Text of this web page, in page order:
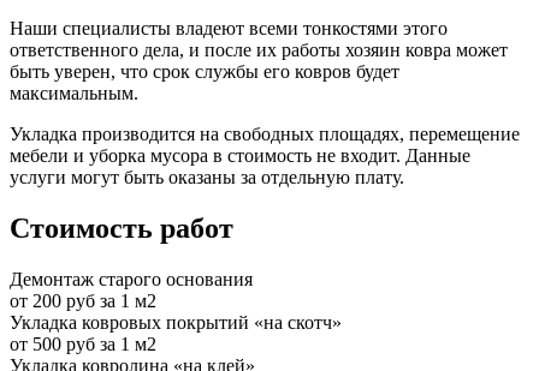
Наши специалисты владеют всеми тонкостями этого
ответственного дела, и после их работы хозяин ковра может
быть уверен, что срок службы его ковров будет
максимальным.
Укладка производится на свободных площадях, перемещение
мебели и уборка мусора в стоимость не входит. Данные
услуги могут быть оказаны за отдельную плату.
Стоимость работ
Демонтаж старого основания
от 200 руб за 1 м2
Укладка ковровых покрытий «на скотч»
от 500 руб за 1 м2
Укладка ковролина «на клей»